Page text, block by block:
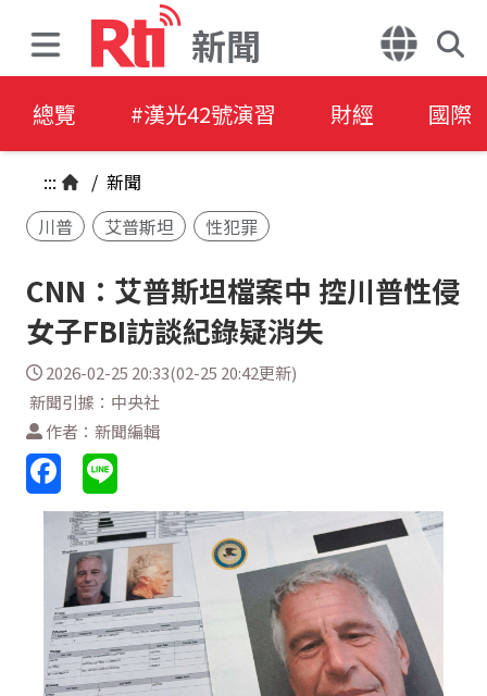
新聞
總覽 #漢光42號演習 財經 國際
::: / 新聞
川普
艾普斯坦 性犯罪
CNN：艾普斯坦檔案中 控川普性侵
女子FBI訪談紀錄疑消失
2026-02-25 20:33(02-25 20:42更新)
新聞引據：中央社
作者：新聞編輯